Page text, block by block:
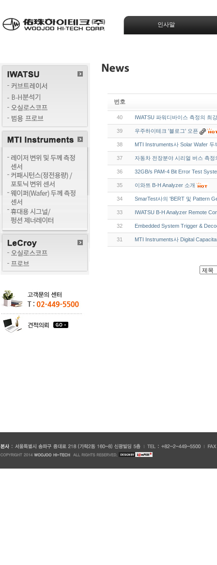
인사말
번호
40 IWATSU 파워디바이스 측정의 최
39 우주하이테크 '블로그' 오픈
38 MTI Instruments사 Solar Wafer 두
37 자동차 전장분야 시리얼 버스 측
36 32GB/s PAM-4 Bit Error Test
35 이와쯔 B-H Analyzer 소개
34 SmarTest사의 'BERT 및 Pattern
33 IWATSU B-H Analyzer Remote
32 Embedded System Trigger &
31 MTI Instruments사 Digital